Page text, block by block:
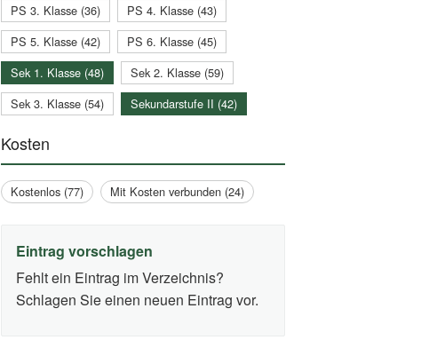
PS 3. Klasse (36)
PS 4. Klasse (43)
PS 5. Klasse (42)
PS 6. Klasse (45)
Sek 1. Klasse (48)
Sek 2. Klasse (59)
Sek 3. Klasse (54)
Sekundarstufe II (42)
Kosten
Kostenlos (77) Mit Kosten verbunden (24)
Eintrag vorschlagen
Fehlt ein Eintrag im Verzeichnis?
Schlagen Sie einen neuen Eintrag vor.